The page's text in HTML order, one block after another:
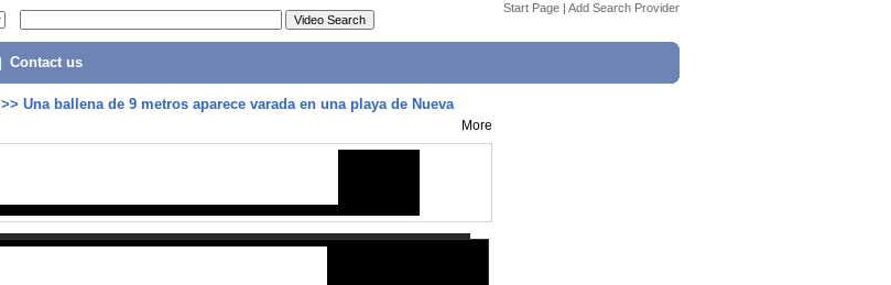
Start Page | Add Search Provider
Contact us
>> Una ballena de 9 metros aparece varada en una playa de Nueva
More